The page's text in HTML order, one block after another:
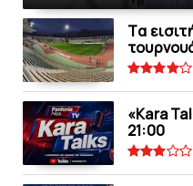
Tα
«Kara
21:00